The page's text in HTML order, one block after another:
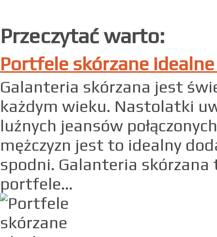
Przeczytać warto:
Portfele skórzane
Galanteria skórzana jest
każdym wieku. Nastolatki
luźnych jeansów
mężczyzn jest to idealny
spodni. Galanteria
portfele...